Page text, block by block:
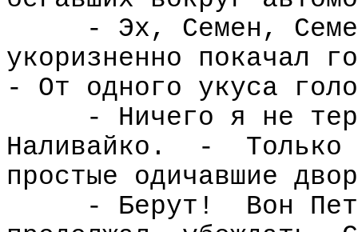
- Эх, Семен,
укоризненно покачал
- От одного укуса
- Ничего я не
Наливайко.
-
Только
простые одичавшие
- Берут!
Вон